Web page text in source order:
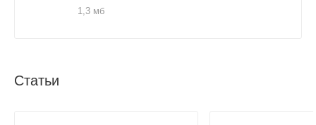
1,3 мб
Статьи